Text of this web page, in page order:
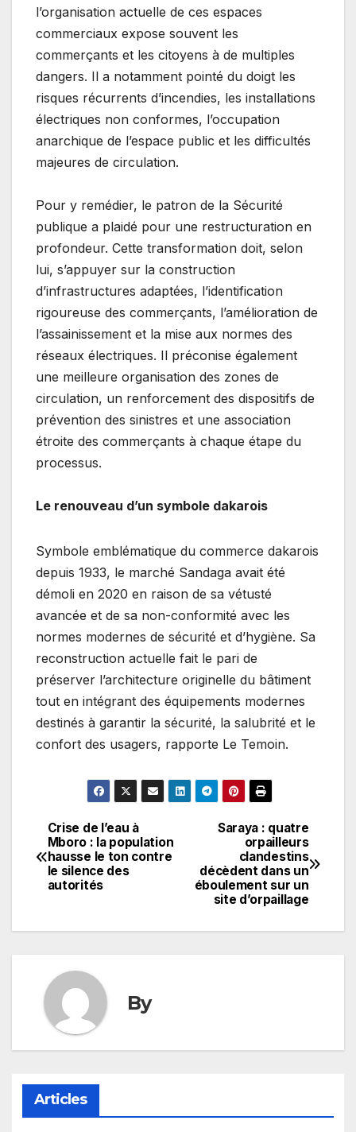
l’organisation actuelle de ces espaces
commerciaux expose souvent les
commerçants et les citoyens à de multiples
dangers. Il a notamment pointé du doigt les
risques récurrents d’incendies, les installations
électriques non conformes, l’occupation
anarchique de l’espace public et les difficultés
majeures de circulation.
Pour y remédier, le patron de la Sécurité
publique a plaidé pour une restructuration en
profondeur. Cette transformation doit, selon
lui, s’appuyer sur la construction
d’infrastructures adaptées, l’identification
rigoureuse des commerçants, l’amélioration de
l’assainissement et la mise aux normes des
réseaux électriques. Il préconise également
une meilleure organisation des zones de
circulation, un renforcement des dispositifs de
prévention des sinistres et une association
étroite des commerçants à chaque étape du
processus.
Le renouveau d’un symbole dakarois
Symbole emblématique du commerce dakarois
depuis 1933, le marché Sandaga avait été
démoli en 2020 en raison de sa vétusté
avancée et de sa non-conformité avec les
normes modernes de sécurité et d’hygiène. Sa
reconstruction actuelle fait le pari de
préserver l’architecture originelle du bâtiment
tout en intégrant des équipements modernes
destinés à garantir la sécurité, la salubrité et le
confort des usagers, rapporte Le Temoin.
Navigation
de
Saraya : quatre
orpailleurs
clandestins
décèdent dans un
éboulement sur un
site d’orpaillage
Crise de l’eau à
Mboro : la population
hausse le ton contre
le silence des
autorités
By
Articles